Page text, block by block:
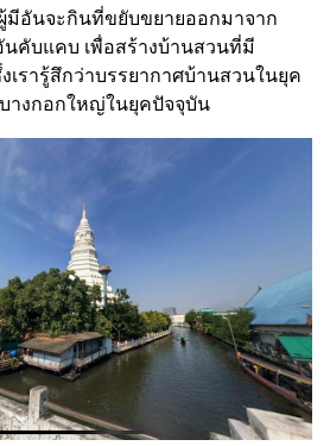
มีอันจะกินที่ขยับขยายออกมาจาก
คับแคบ เพื่อสร้างบ้านสวนที่มี
เรารู้สึกว่าบรรยากาศบ้านสวนในยุค
างกอกใหญ่ในยุคปัจจุบัน